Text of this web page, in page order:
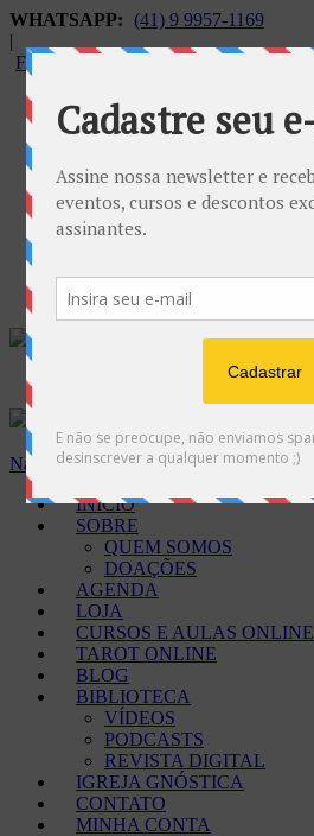
WHATSAPP:
(41) 9 9957-1169
|
FALECONOSCO@GNOSE.ORG.BR
Navegação
INÍCIO
SOBRE
QUEM SOMOS
DOAÇÕES
AGENDA
LOJA
CURSOS E AULAS ONLINE
TAROT ONLINE
BLOG
BIBLIOTECA
VÍDEOS
PODCASTS
REVISTA DIGITAL
IGREJA GNÓSTICA
CONTATO
MINHA CONTA